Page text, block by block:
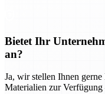
Bietet Ihr
an?
Ja, wir stellen Ihnen
Materialien zur